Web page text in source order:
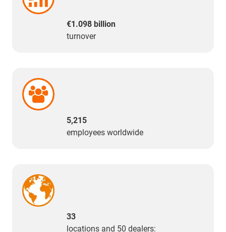
€1.098 billion
turnover
5,215
employees worldwide
33
locations and 50 dealers: